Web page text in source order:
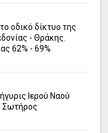
οδικό δίκτυο της
- Θράκης.
62% - 69%
Ιερού Ναού